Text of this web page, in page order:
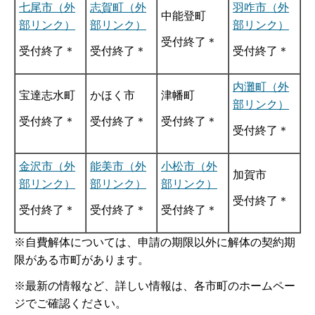
七尾市（外
部リンク）
受付終了＊
志賀町（外
部リンク）
受付終了＊
中能登町
受付終了＊
羽咋市（外
部リンク）
受付終了＊
宝達志水町
受付終了＊
かほく市
受付終了＊
津幡町
受付終了＊
内灘町（外
部リンク）
受付終了＊
金沢市（外
部リンク）
受付終了＊
能美市（外
部リンク）
受付終了＊
小松市（外
部リンク）
受付終了＊
加賀市
受付終了＊
※自費解体については、申請の期限以外に解体の契約期
限がある市町があります。
※最新の情報など、詳しい情報は、各市町のホームペー
ジでご確認ください。